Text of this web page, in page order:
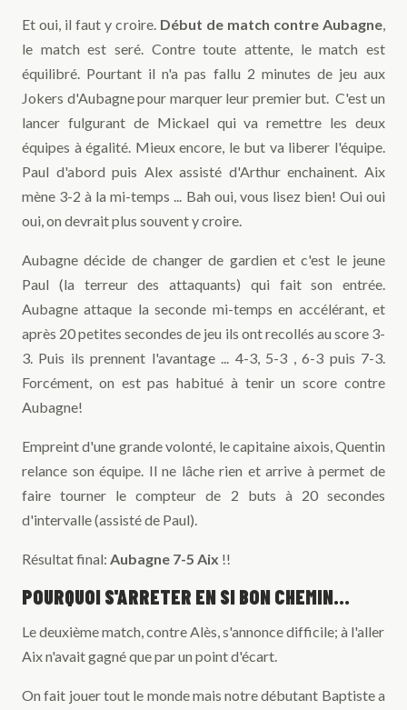
Et oui, il faut y croire. Début de match contre Aubagne,
le match est seré. Contre toute attente, le match est
équilibré. Pourtant il n'a pas fallu 2 minutes de jeu aux
Jokers d'Aubagne pour marquer leur premier but. C'est un
lancer fulgurant de Mickael qui va remettre les deux
équipes à égalité. Mieux encore, le but va liberer l'équipe.
Paul d'abord puis Alex assisté d'Arthur enchainent. Aix
mène 3-2 à la mi-temps ... Bah oui, vous lisez bien! Oui oui
oui, on devrait plus souvent y croire.
Aubagne décide de changer de gardien et c'est le jeune
Paul (la terreur des attaquants) qui fait son entrée.
Aubagne attaque la seconde mi-temps en accélérant, et
après 20 petites secondes de jeu ils ont recollés au score 3-
3. Puis ils prennent l'avantage ... 4-3, 5-3 , 6-3 puis 7-3.
Forcément, on est pas habitué à tenir un score contre
Aubagne!
Empreint d'une grande volonté, le capitaine aixois, Quentin
relance son équipe. Il ne lâche rien et arrive à permet de
faire tourner le compteur de 2 buts à 20 secondes
d'intervalle (assisté de Paul).
Résultat final: Aubagne 7-5 Aix !!
POURQUOI S'ARRETER EN SI BON CHEMIN...
Le deuxième match, contre Alès, s'annonce difficile; à l'aller
Aix n'avait gagné que par un point d'écart.
On fait jouer tout le monde mais notre débutant Baptiste a